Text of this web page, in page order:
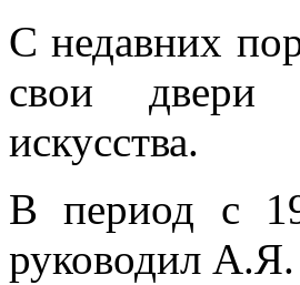
С недавних
свои двери
искусства.
В период с
руководил А.Я.